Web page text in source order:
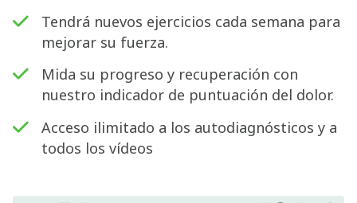
Tendrá nuevos ejercicios cada semana para
mejorar su fuerza.
Mida su progreso y recuperación con
nuestro indicador de puntuación del dolor.
Acceso ilimitado a los autodiagnósticos y a
todos los vídeos